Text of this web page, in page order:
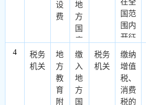
经县
级以
上林
管部
门审
核同
意或
民政
府规
定比
例
的，
应当
缴纳
残疾
人就
设
费
地
方
国
库
在全
国范
围内
开征
文化
事业
建设
费，
即按
4
税务
机关
地
方
教
育
附
缴
入
地
方
国
税务
机关
缴纳
增值
税、
消费
税的